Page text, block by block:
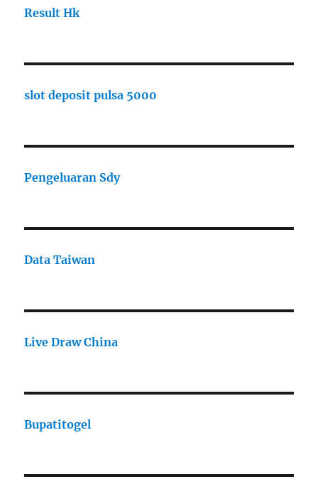
Result Hk
slot deposit pulsa 5000
Pengeluaran Sdy
Data Taiwan
Live Draw China
Bupatitogel